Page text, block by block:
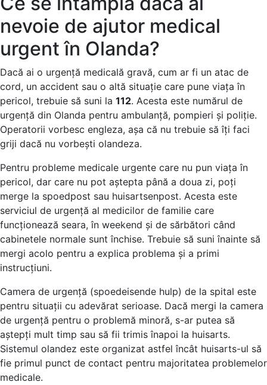
nevoie de ajutor medical
urgent în Olanda?
Dacă ai o urgență medicală gravă, cum ar fi un atac de
cord, un accident sau o altă situație care pune viața în
pericol, trebuie să suni la 112. Acesta este numărul de
urgență din Olanda pentru ambulanță, pompieri și poliție.
Operatorii vorbesc engleza, așa că nu trebuie să îți faci
griji dacă nu vorbești olandeza.
Pentru probleme medicale urgente care nu pun viața în
pericol, dar care nu pot aștepta până a doua zi, poți
merge la spoedpost sau huisartsenpost. Acesta este
serviciul de urgență al medicilor de familie care
funcționează seara, în weekend și de sărbători când
cabinetele normale sunt închise. Trebuie să suni înainte să
mergi acolo pentru a explica problema și a primi
instrucțiuni.
Camera de urgență (spoedeisende hulp) de la spital este
pentru situații cu adevărat serioase. Dacă mergi la camera
de urgență pentru o problemă minoră, s-ar putea să
aștepți mult timp sau să fii trimis înapoi la huisarts.
Sistemul olandez este organizat astfel încât huisarts-ul să
fie primul punct de contact pentru majoritatea problemelor
medicale.